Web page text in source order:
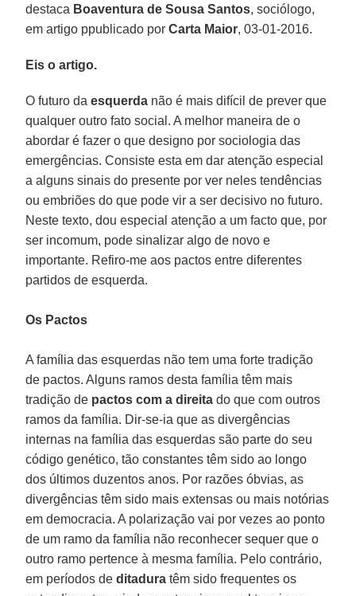
destaca Boaventura de Sousa Santos, sociólogo,
em artigo ppublicado porCarta Maior, 03-01-2016.
Eis o artigo.
O futuro daesquerda não é mais difícil de prever que
qualquer outro fato social. A melhor maneira de o
abordar é fazer o que designo por sociologia das
emergências. Consiste esta em dar atenção especial
a alguns sinais do presente por ver neles tendências
ou embriões do que pode vir a ser decisivo no futuro.
Neste texto, dou especial atenção a um facto que, por
ser incomum, pode sinalizar algo de novo e
importante. Refiro-me aos pactos entre diferentes
partidos de esquerda.
Os Pactos
A família das esquerdas não tem uma forte tradição
de pactos. Alguns ramos desta família têm mais
tradição de pactos com a direita do que com outros
ramos da família. Dir-se-ia que as divergências
internas na família das esquerdas são parte do seu
código genético, tão constantes têm sido ao longo
dos últimos duzentos anos. Por razões óbvias, as
divergências têm sido mais extensas ou mais notórias
em democracia. A polarização vai por vezes ao ponto
de um ramo da família não reconhecer sequer que o
outro ramo pertence à mesma família. Pelo contrário,
em períodos deditadura têm sido frequentes os